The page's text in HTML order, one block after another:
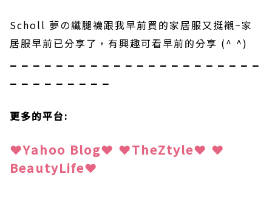
Scholl 夢の纖腿襪跟我早前買的家居服又挺襯~家
居服早前已分享了 ，有興趣可看早前的分享 (^ ^)
_ _ _ _ _ _ _ _ _ _ _ _ _ _ _ _ _ _ _ _ _ _
_ _ _ _ _ _ _ _ _
更多的平台:
❤Yahoo Blog❤ ❤TheZtyle❤ ❤
BeautyLife❤